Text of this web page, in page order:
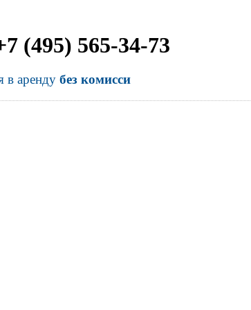
(495) 565-34-73
в аренду без комисси